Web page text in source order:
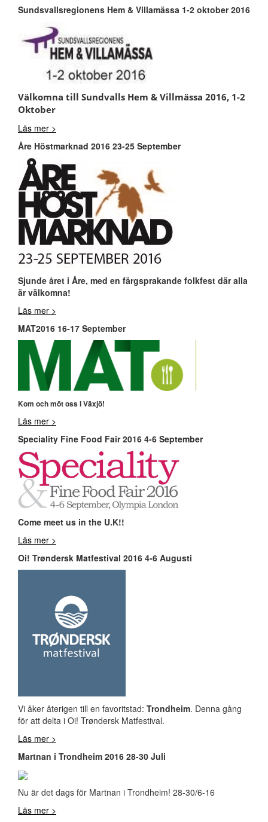
Sundsvallsregionens Hem & Villamässa 1-2 oktober 2016
Välkomna till Sundvalls Hem & Villmässa 2016, 1-2
Oktober
Läs mer >
Åre Höstmarknad 2016 23-25 September
Sjunde året i Åre, med en färgsprakande folkfest där alla
är välkomna!
Läs mer >
MAT2016 16-17 September
Kom och möt oss i Växjö!
Läs mer >
Speciality Fine Food Fair 2016 4-6 September
Come meet us in the U.K!!
Läs mer >
Oi! Trøndersk Matfestival 2016 4-6 Augusti
Vi åker återigen till en favoritstad: Trondheim. Denna gång
för att delta i Oi! Trøndersk Matfestival.
Läs mer >
Martnan i Trondheim 2016 28-30 Juli
Nu är det dags för Martnan i Trondheim! 28-30/6-16
Läs mer >